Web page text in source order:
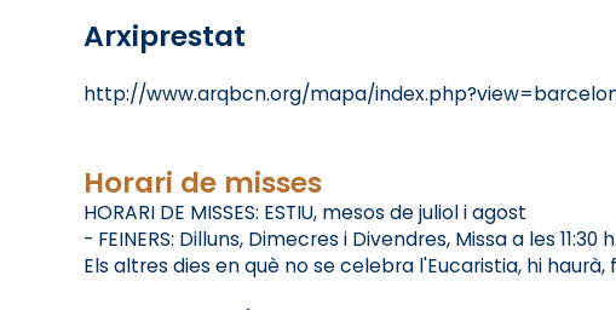
Arxiprestat
http://www.arqbcn.org/mapa/
Horari de misses
HORARI DE MISSES: ESTIU, mesos de juliol i agost
- FEINERS: Dilluns, Dimecres i Divendres, Missa a les 11:30 h.
Els altres dies en què no se celebra l'Eucaristia, hi